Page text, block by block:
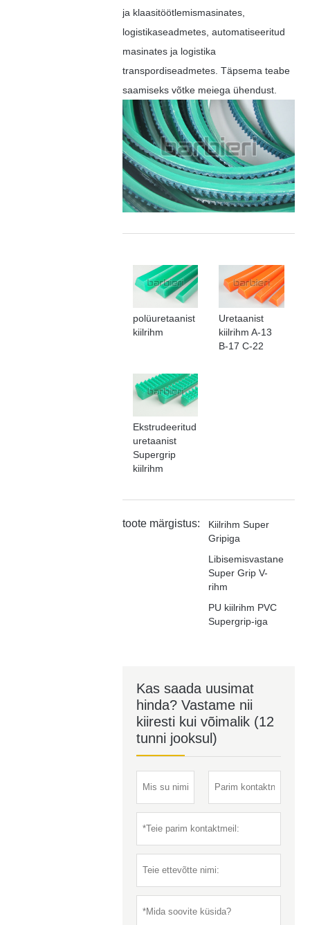
ja klaasitöötlemismasinates,
logistikaseadmetes, automatiseeritud
masinates ja logistika
transpordiseadmetes. Täpsema teabe
saamiseks võtke meiega ühendust.
polüuretaanist
kiilrihm
Uretaanist
kiilrihm A-13
B-17 C-22
Ekstrudeeritud
uretaanist
Supergrip
kiilrihm
toote märgistus:
Kiilrihm Super
Gripiga
Libisemisvastane
Super Grip V-
rihm
PU kiilrihm PVC
Supergrip-iga
Kas saada uusimat
hinda? Vastame nii
kiiresti kui võimalik (12
tunni jooksul)